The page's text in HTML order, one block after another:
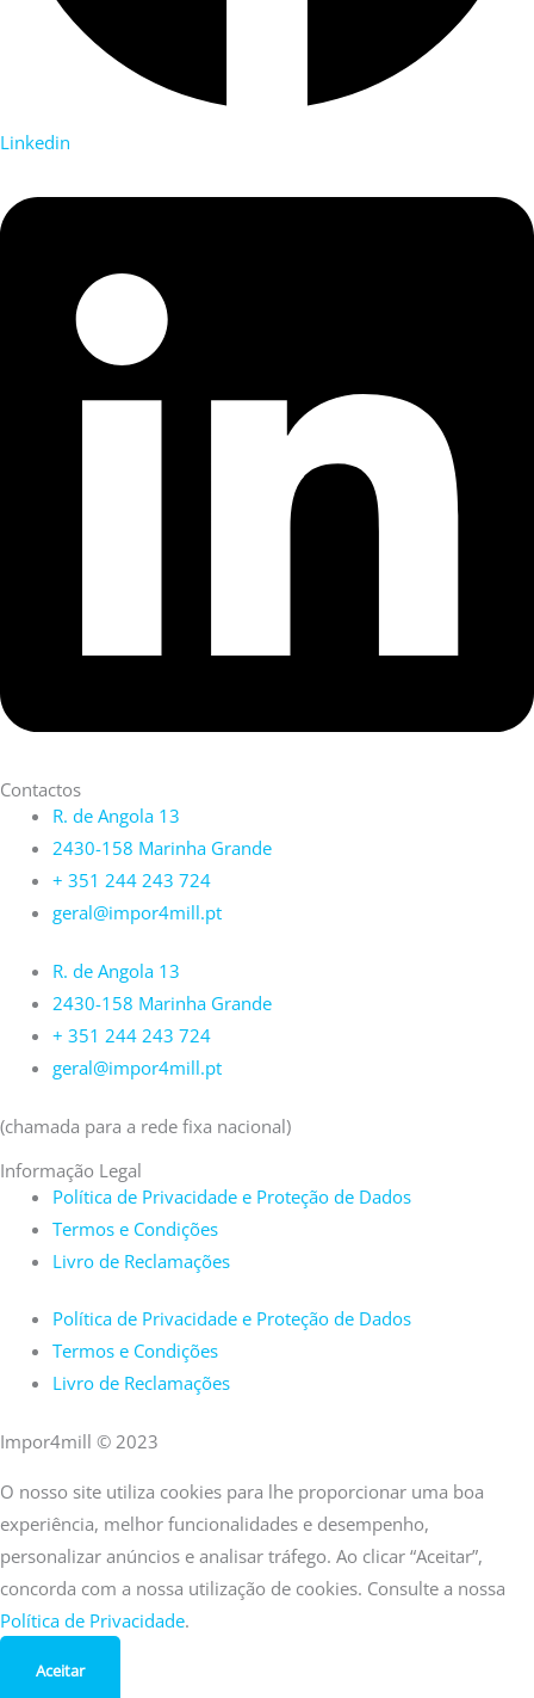
Linkedin
Contactos
R. de Angola 13
2430-158 Marinha Grande
+ 351 244 243 724
geral@impor4mill.pt
R. de Angola 13
2430-158 Marinha Grande
+ 351 244 243 724
geral@impor4mill.pt
(chamada para a rede fixa nacional)
Informação Legal
Política de Privacidade e Proteção de Dados
Termos e Condições
Livro de Reclamações
Política de Privacidade e Proteção de Dados
Termos e Condições
Livro de Reclamações
Impor4mill © 2023
O nosso site utiliza cookies para lhe proporcionar uma boa
experiência, melhor funcionalidades e desempenho,
personalizar anúncios e analisar tráfego. Ao clicar “Aceitar”,
concorda com a nossa utilização de cookies. Consulte a nossa
Política de Privacidade.
Aceitar